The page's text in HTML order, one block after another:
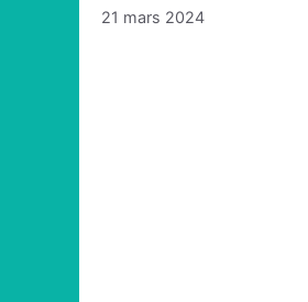
21 mars 2024